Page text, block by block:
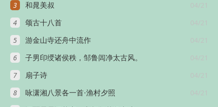
3 04/21
和晁美叔
4 04/21
颂古十八首
5 04/21
游金山寺还舟中流作
6 04/21
子男印绶诸侯秩，邹鲁闾净太古风。
7 04/21
扇子诗
8 04/21
咏潇湘八景各一首·渔村夕照